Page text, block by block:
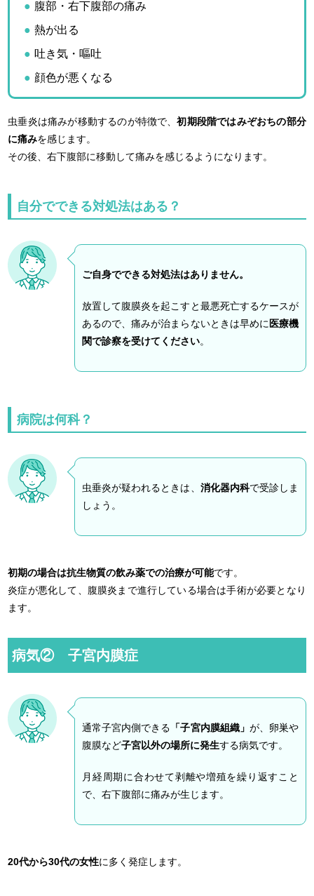
腹部・右下腹部の痛み
熱が出る
吐き気・嘔吐
顔色が悪くなる
虫垂炎は痛みが移動するのが特徴で、初期段階ではみぞおちの部分
に痛みを感じます。
その後、右下腹部に移動して痛みを感じるようになります。
自分でできる対処法はある？
ご自身でできる対処法はありません。
放置して腹膜炎を起こすと最悪死亡するケースが
あるので、痛みが治まらないときは早めに 医療機
関で診察を受けてください。
病院は何科？
虫垂炎が疑われるときは、 消化器内科で受診しま
しょう。
初期の場合は抗生物質の飲み薬での治療が可能です。
炎症が悪化して、腹膜炎まで進行している場合は手術が必要となり
ます。
病気② 子宮内膜症
通常子宮内側できる 「子宮内膜組織」 が、卵巣や
腹膜など子宮以外の場所に発生する病気です。
月経周期に合わせて剥離や増殖を繰り返すこと
で、右下腹部に痛みが生じます。
20代から30代の女性に多く発症します。